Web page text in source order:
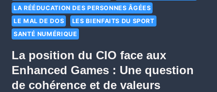
LA RÉÉDUCATION DES PERSONNES ÂGÉES
LE MAL DE DOS
LES BIENFAITS DU SPORT
SANTÉ NUMÉRIQUE
La position du CIO face aux
Enhanced Games : Une question
de cohérence et de valeurs